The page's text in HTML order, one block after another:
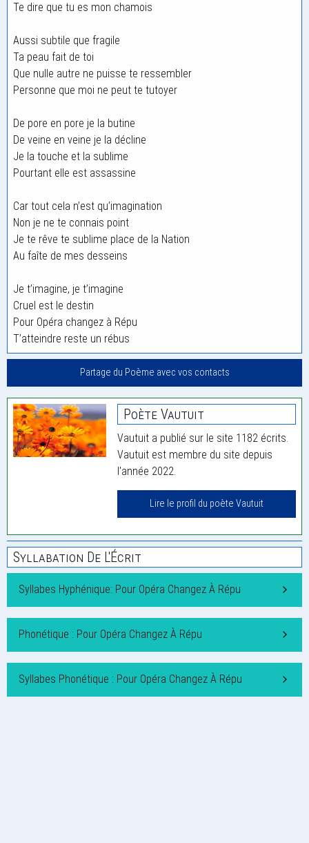
Te dire que tu es mon chamois
Aussi subtile que fragile
Ta peau fait de toi
Que nulle autre ne puisse te ressembler
Personne que moi ne peut te tutoyer
De pore en pore je la butine
De veine en veine je la décline
Je la touche et la sublime
Pourtant elle est assassine
Car tout cela n’est qu’imagination
Non je ne te connais point
Je te rêve te sublime place de la Nation
Au faîte de mes desseins
Je t’imagine, je t’imagine
Cruel est le destin
Pour Opéra changez à Répu
T’atteindre reste un rébus
Partage du Poème avec vos contacts
Poète Vautuit
Vautuit a publié sur le site 1182 écrits.
Vautuit est membre du site depuis
l'année 2022.
Lire le profil du poète Vautuit
Syllabation De L'Écrit
Syllabes Hyphénique: Pour Opéra Changez À Répu
Phonétique : Pour Opéra Changez À Répu
Syllabes Phonétique : Pour Opéra Changez À Répu